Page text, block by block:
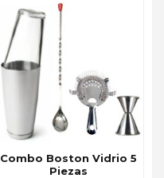
Combo Boston Vidrio 5
Piezas